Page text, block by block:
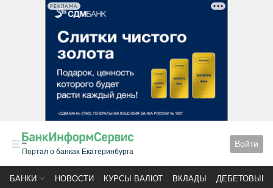
РЕКЛАМА
Портал о банках Екатеринбурга
Войти
БАНКИ НОВОСТИ КУРСЫ ВАЛЮТ ВКЛАДЫ ДЕБЕТОВЫЕ